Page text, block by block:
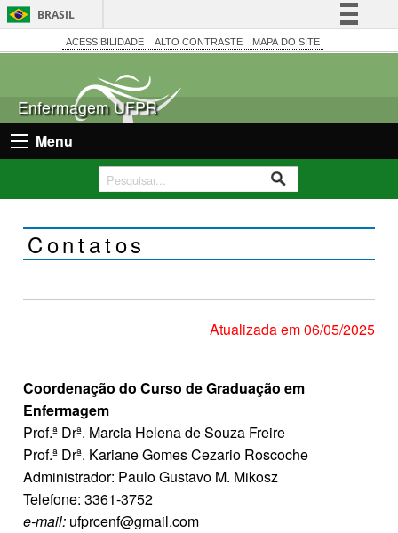
BRASIL
Simplifique!
Acesso à informação
Canais
ACESSIBILIDADE ALTO CONTRASTE MAPA DO SITE
Enfermagem UFPR
Menu
Contatos
Atualizada em 06/05/2025
Coordenação do Curso de Graduação em
Enfermagem
Prof.ª Drª. Marcia Helena de Souza Freire
Prof.ª Drª. Kariane Gomes Cezario Roscoche
Administrador: Paulo Gustavo M. Mikosz
Telefone: 3361-3752
e-mail: ufprcenf@gmail.com